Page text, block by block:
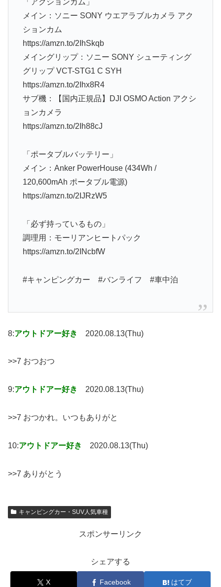
「アクションカム」
メイン：ソニー SONY ウエアラブルカメラ アク
ションカム
https://amzn.to/2IhSkqb
メイングリップ：ソニー SONY シューティング
グリップ VCT-STG1 C SYH
https://amzn.to/2Ihx8R4
サブ機：【国内正規品】DJI OSMO Action アクシ
ョンカメラ
https://amzn.to/2Ih88cJ
「ポータブルバッテリー」
メイン：Anker PowerHouse (434Wh /
120,600mAh ポータブル電源)
https://amzn.to/2IJRzW5
「必ず持っているもの」
調理用：モーリアンヒートパック
https://amzn.to/2INcbfW
#キャンピングカー #バンライフ #車中泊
8:アウトドアー好き 2020.08.13(Thu)
>>7 おつおつ
9:アウトドアー好き 2020.08.13(Thu)
>>7 おつかれ。いつもありがと
10:アウトドアー好き 2020.08.13(Thu)
>>7 ありがとう
キャンピングカー・SUV人気車種
スポンサーリンク
シェアする
X Facebook はてブ